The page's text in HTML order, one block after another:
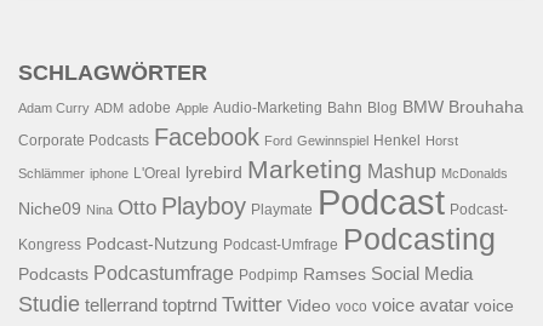
SCHLAGWÖRTER
Adam Curry ADM adobe Apple Audio-Marketing Bahn Blog BMW Brouhaha
Corporate Podcasts Facebook Ford Gewinnspiel Henkel Horst
Schlämmer iphone L'Oreal lyrebird Marketing Mashup McDonalds
Niche09 Nina Otto Playboy Playmate Podcast Podcast-
Kongress Podcast-Nutzung Podcast-Umfrage Podcasting
Podcasts Podcastumfrage Podpimp Ramses Social Media
Studie tellerrand toptrnd Twitter Video voco voice avatar voice